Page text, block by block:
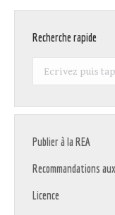
Recherche rapide
Recherche
Publier à la REA
Recommandations
Licence